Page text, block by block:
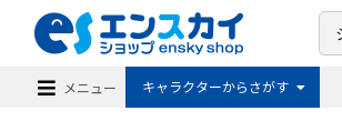
メニュー キャラクターからさがす